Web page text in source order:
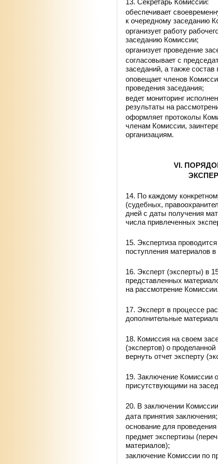
обеспечивает
к очередному заседанию
организует работу
заседанию Комиссии;
организует проведение
согласовывает с
заседаний, а также
оповещает членов
проведения заседания;
ведет мониторинг
результаты на
оформляет протоколы
членам Комиссии,
организациям.
VI.
14. По каждому
(судебных,
дней с даты получения
числа привлеченных
15. Экспертиза
поступления материалов
16. Эксперт (эксперты) в
представленных
на рассмотрение
17. Эксперт в процессе
дополнительные
18. Комиссия на своем
(экспертов) о
вернуть отчет эксперту
19. Заключение Комиссии
присутствующими на
20. В заключении
дата принятия заключения;
основание для
предмет экспертизы
материалов);
заключение Комиссии по